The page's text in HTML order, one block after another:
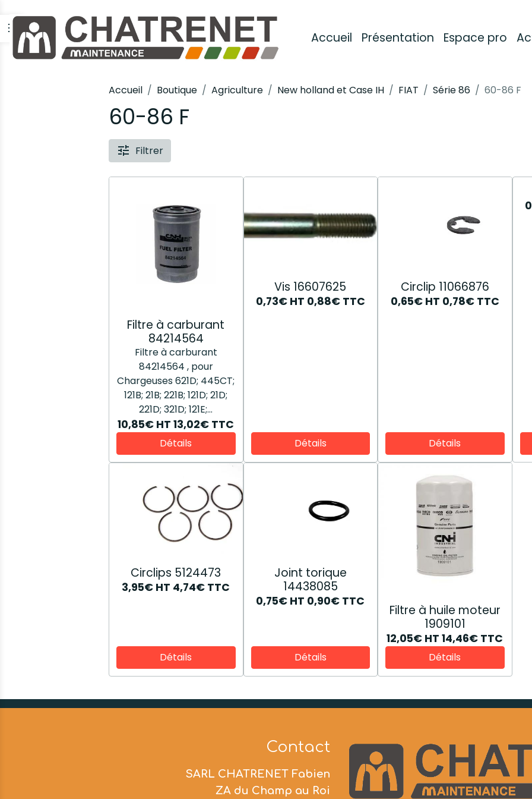
Accueil Présentation Espace pro
Accueil Boutique Agriculture New holland et Case IH FIAT Série 86 60-86 F
60-86 F
Filtrer
Filtre à carburant
84214564
Filtre à carburant
84214564 , pour
Chargeuses 621D; 445CT;
121B; 21B; 221B; 121D; 21D;
221D; 321D; 121E;...
10,85€ HT 13,02€ TTC
Détails
Vis 16607625
0,73€ HT 0,88€ TTC
Détails
Circlip 11066876
0,65€ HT 0,78€ TTC
Détails
Circlips 5124473
3,95€ HT 4,74€ TTC
Détails
Joint torique
14438085
0,75€ HT 0,90€ TTC
Détails
Filtre à huile moteur
1909101
12,05€ HT 14,46€ TTC
Détails
Contact
SARL CHATRENET Fabien
ZA du Champ au Roi